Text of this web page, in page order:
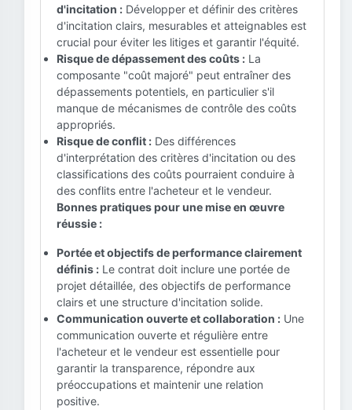
d'incitation : Développer et définir des critères
d'incitation clairs, mesurables et atteignables est
crucial pour éviter les litiges et garantir l'équité.
Risque de dépassement des coûts : La
composante "coût majoré" peut entraîner des
dépassements potentiels, en particulier s'il
manque de mécanismes de contrôle des coûts
appropriés.
Risque de conflit : Des différences
d'interprétation des critères d'incitation ou des
classifications des coûts pourraient conduire à
des conflits entre l'acheteur et le vendeur.
Bonnes pratiques pour une mise en œuvre
réussie :
Portée et objectifs de performance clairement
définis : Le contrat doit inclure une portée de
projet détaillée, des objectifs de performance
clairs et une structure d'incitation solide.
Communication ouverte et collaboration : Une
communication ouverte et régulière entre
l'acheteur et le vendeur est essentielle pour
garantir la transparence, répondre aux
préoccupations et maintenir une relation
positive.